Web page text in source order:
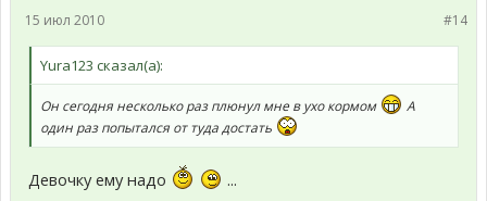
#14
15 июл 2010
Yura123 сказал(а):
Он сегодня несколько раз плюнул мне в ухо кормом
А
один раз попытался от туда достать
Девочку ему надо ...